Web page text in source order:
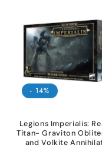
- 14%
Legions Imperialis:
Titan- Graviton
and Volkite